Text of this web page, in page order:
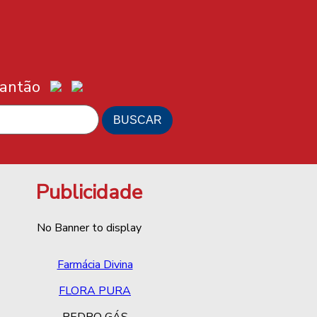
Publicidade
No Banner to display